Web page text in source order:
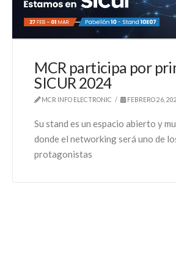
MCR participa por
SICUR 2024
MCR INFO ELECTRONIC FEBRERO 26,
Su stand es un espacio abierto y
donde el networking será uno de
protagonistas